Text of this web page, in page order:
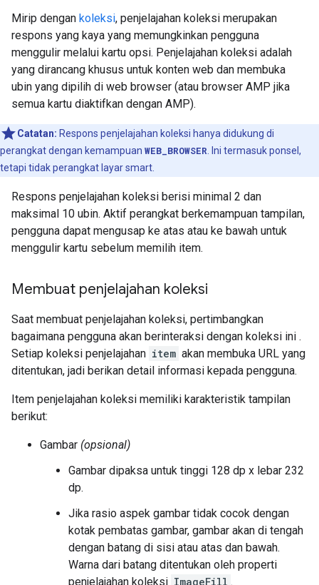
Mirip dengan koleksi, penjelajahan koleksi merupakan
respons yang kaya yang memungkinkan pengguna
menggulir melalui kartu opsi. Penjelajahan koleksi adalah
yang dirancang khusus untuk konten web dan membuka
ubin yang dipilih di web browser (atau browser AMP jika
semua kartu diaktifkan dengan AMP).
Catatan: Respons penjelajahan koleksi hanya didukung di
perangkat dengan kemampuan WEB_BROWSER . Ini termasuk ponsel,
tetapi tidak perangkat layar smart.
Respons penjelajahan koleksi berisi minimal 2 dan
maksimal 10 ubin. Aktif perangkat berkemampuan tampilan,
pengguna dapat mengusap ke atas atau ke bawah untuk
menggulir kartu sebelum memilih item.
Membuat penjelajahan koleksi
Saat membuat penjelajahan koleksi, pertimbangkan
bagaimana pengguna akan berinteraksi dengan koleksi ini .
Setiap koleksi penjelajahan item akan membuka URL yang
ditentukan, jadi berikan detail informasi kepada pengguna.
Item penjelajahan koleksi memiliki karakteristik tampilan
berikut:
Gambar (opsional)
Gambar dipaksa untuk tinggi 128 dp x lebar 232
dp.
Jika rasio aspek gambar tidak cocok dengan
kotak pembatas gambar, gambar akan di tengah
dengan batang di sisi atau atas dan bawah.
Warna dari batang ditentukan oleh properti
penjelajahan koleksi ImageFill .